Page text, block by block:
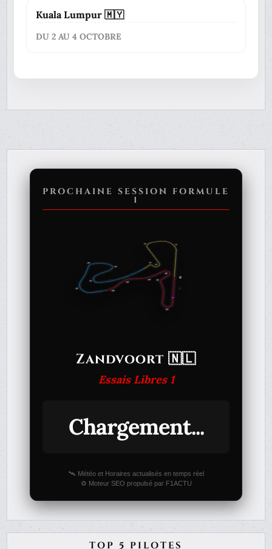
Kuala Lumpur 🇲🇾
DU 2 AU 4 OCTOBRE
PROCHAINE SESSION FORMULE
1
Zandvoort 🇳🇱
Essais Libres 1
Chargement...
🛰️ Météo et Horaires actualisés en temps réel
⚙️ Moteur SEO propulsé par F1ACTU
TOP 5 PILOTES